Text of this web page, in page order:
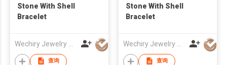
Stone With Shell
Bracelet
查询
Stone With Shell
Bracelet
查询